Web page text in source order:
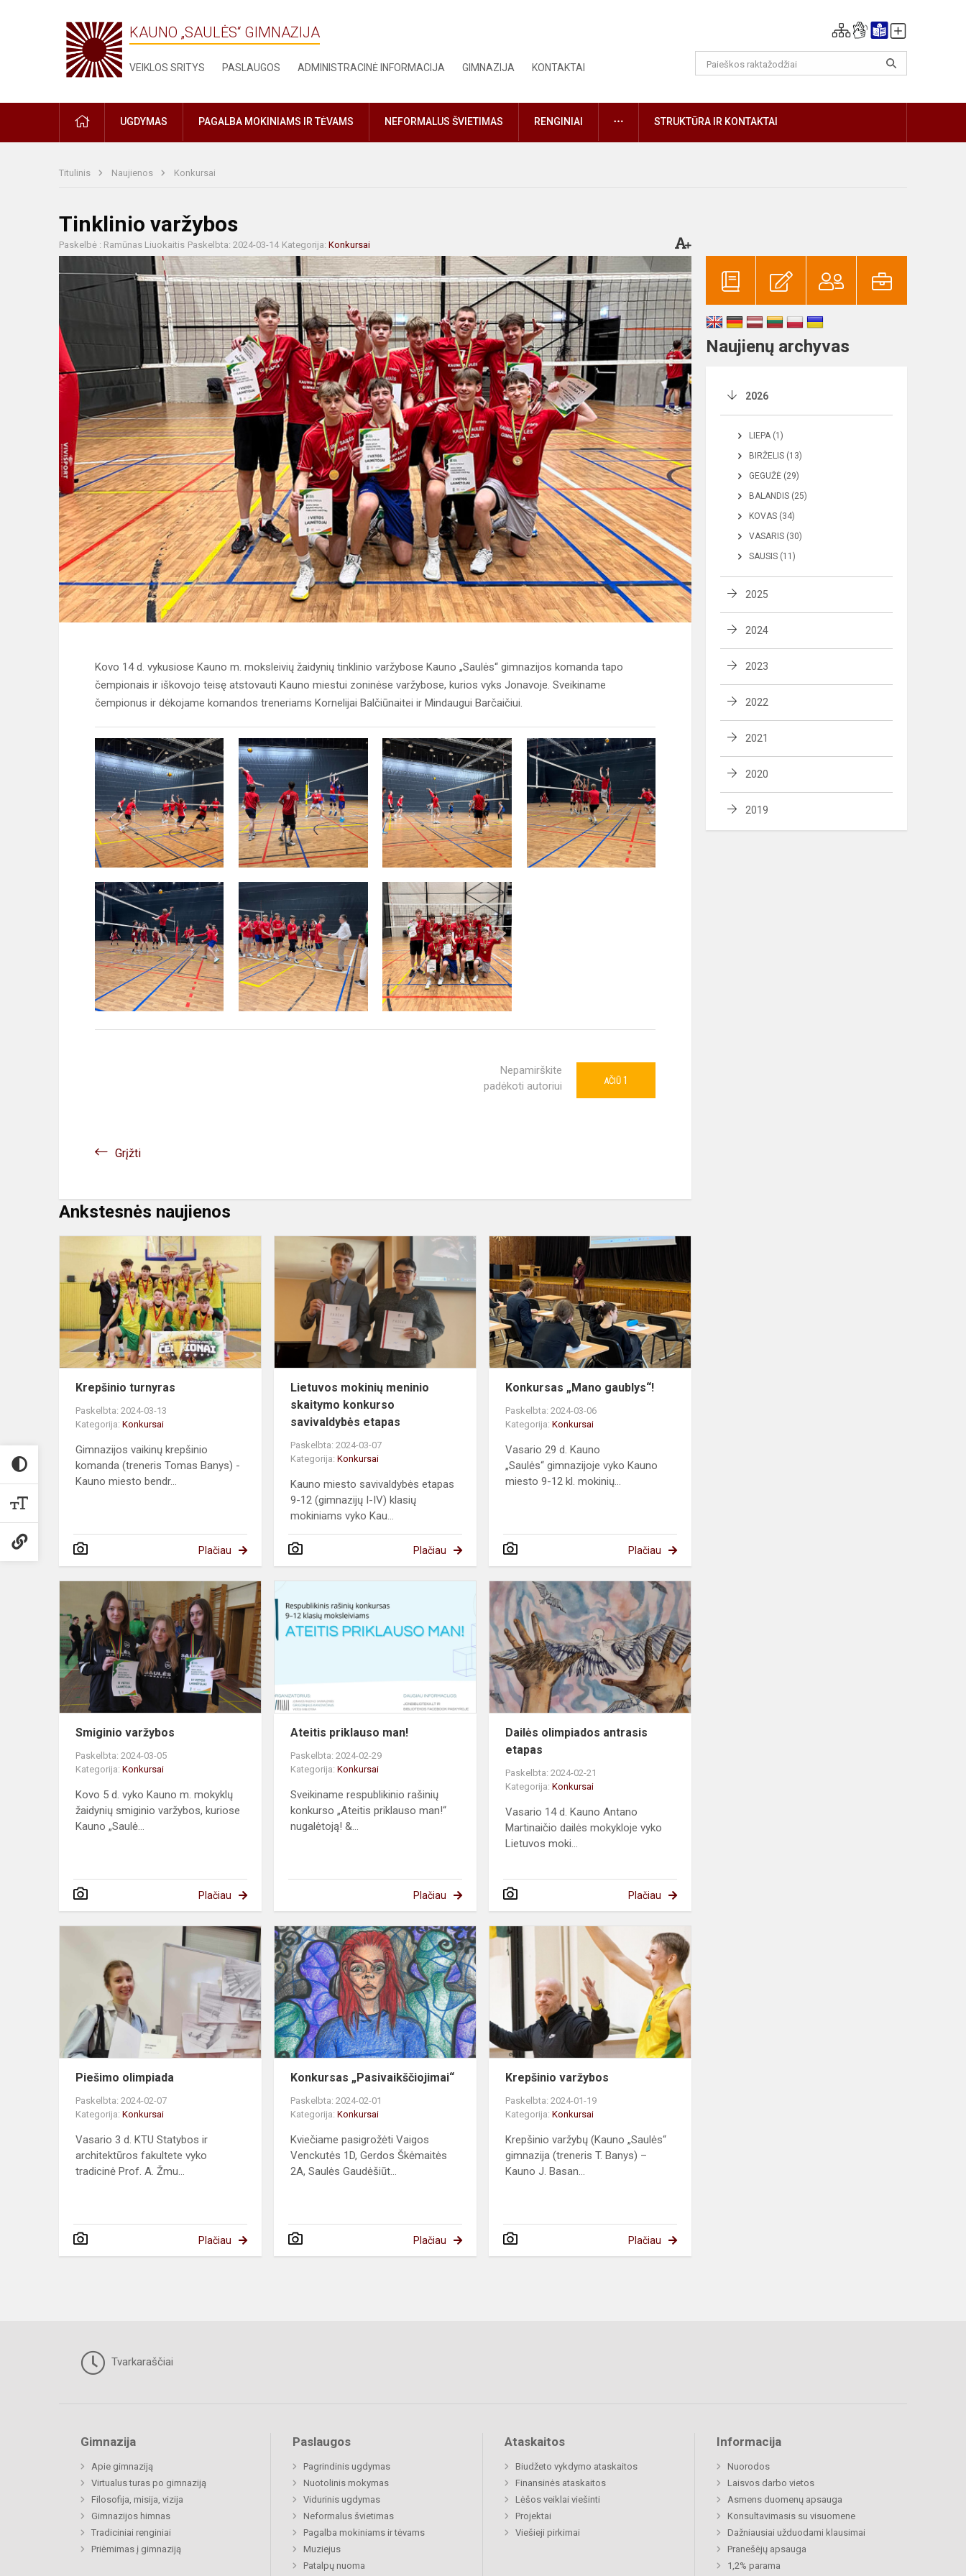
KAUNO „SAULĖS“ GIMNAZIJA
VEIKLOS SRITYS PASLAUGOS ADMINISTRACINĖ INFORMACIJA GIMNAZIJA KONTAKTAI
PRADŽIAUGDYMAS PAGALBA MOKINIAMS IR TĖVAMS NEFORMALUS ŠVIETIMAS RENGINIAI DAUGIAUSTRUKTŪRA IR KONTAKTAI
Titulinis Naujienos Konkursai
Tinklinio varžybos
Paskelbė : Ramūnas Liuokaitis Paskelbta: 2024-03-14 Kategorija: Konkursai
Kovo 14 d. vykusiose Kauno m. moksleivių žaidynių tinklinio varžybose Kauno „Saulės“ gimnazijos komanda tapo
čempionais ir iškovojo teisę atstovauti Kauno miestui zoninėse varžybose, kurios vyks Jonavoje. Sveikiname
čempionus ir dėkojame komandos treneriams Kornelijai Balčiūnaitei ir Mindaugui Barčaičiui.
Nepamirškite
padėkoti autoriui
AČIŪ 1
Grįžti
Ankstesnės naujienos
turnyras
Krepšinio turnyras
Paskelbta: 2024-03-13
Kategorija: Konkursai
Gimnazijos vaikinų krepšinio
komanda (treneris Tomas Banys) -
Kauno miesto bendr...
Plačiau
Lietuvos
mokinių
meninio
skaitymo
konkurso
savivaldybės
eta...
Lietuvos mokinių meninio
skaitymo konkurso
savivaldybės etapas
Paskelbta: 2024-03-07
Kategorija:Konkursai
Kauno miesto savivaldybės etapas
9-12 (gimnazijų I-IV) klasių
mokiniams vyko Kau...
Plačiau
Konkursas „Mano gaublys“!
Paskelbta: 2024-03-06
Kategorija:Konkursai
Vasario 29 d. Kauno
„Saulės“ gimnazijoje vyko Kauno
miesto 9-12 kl. mokinių...
Plačiau
Smiginio
varžybos
Smiginio varžybos
Paskelbta: 2024-03-05
Kategorija: Konkursai
Kovo 5 d. vyko Kauno m. mokyklų
žaidynių smiginio varžybos, kuriose
Kauno „Saulė...
Plačiau
Ateitis
priklauso
man!
Ateitis priklauso man!
Paskelbta: 2024-02-29
Kategorija:Konkursai
Sveikiname respublikinio rašinių
konkurso „Ateitis priklauso man!“
nugalėtoją! &...
Plačiau
Dailės
olimpiados
etapas
Dailės olimpiados antrasis
etapas
Paskelbta: 2024-02-21
Kategorija:Konkursai
Vasario 14 d. Kauno Antano
Martinaičio dailės mokykloje vyko
Lietuvos moki...
Plačiau
Piešimo
olimpiada
Piešimo olimpiada
Paskelbta: 2024-02-07
Kategorija: Konkursai
Vasario 3 d. KTU Statybos ir
architektūros fakultete vyko
tradicinė Prof. A. Žmu...
Plačiau
Konkursas
„Pasivaikščiojimai“
Konkursas „Pasivaikščiojimai“
Paskelbta: 2024-02-01
Kategorija:Konkursai
Kviečiame pasigrožėti Vaigos
Venckutės 1D, Gerdos Škėmaitės
2A, Saulės Gaudėšiūt...
Plačiau
Krepšinio varžybos
Paskelbta: 2024-01-19
Kategorija:Konkursai
Krepšinio varžybų (Kauno „Saulės“
gimnazija (treneris T. Banys) –
Kauno J. Basan...
Plačiau
Naujienų archyvas
2026
LIEPA (1)
BIRŽELIS (13)
GEGUŽĖ (29)
BALANDIS (25)
KOVAS (34)
VASARIS (30)
SAUSIS (11)
2025
2024
2023
2022
2021
2020
2019
Tvarkaraščiai
Gimnazija
Apie gimnaziją
Virtualus turas po gimnaziją
Filosofija, misija, vizija
Gimnazijos himnas
Tradiciniai renginiai
Priėmimas į gimnaziją
Paslaugos
Pagrindinis ugdymas
Nuotolinis mokymas
Vidurinis ugdymas
Neformalus švietimas
Pagalba mokiniams ir tėvams
Muziejus
Patalpų nuoma
Ataskaitos
Biudžeto vykdymo ataskaitos
Finansinės ataskaitos
Lėšos veiklai viešinti
Projektai
Viešieji pirkimai
Informacija
Nuorodos
Laisvos darbo vietos
Asmens duomenų apsauga
Konsultavimasis su visuomene
Dažniausiai užduodami klausimai
Pranešėjų apsauga
1,2% parama